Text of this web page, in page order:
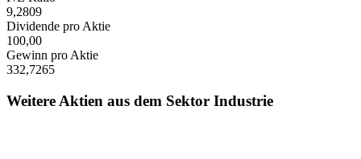
9,2809
Dividende pro Aktie
100,00
Gewinn pro Aktie
332,7265
Weitere Aktien aus dem Sektor Industrie